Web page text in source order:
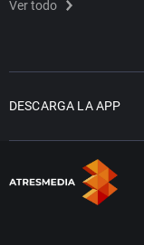
Ver todo
DESCARGA LA APP